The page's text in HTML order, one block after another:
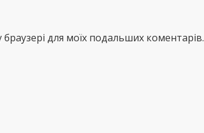
для моїх подальших коментарів.